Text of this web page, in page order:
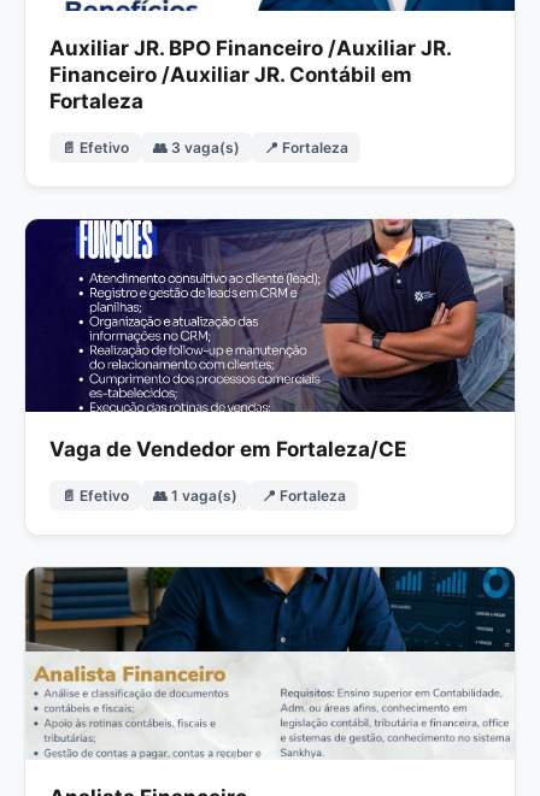
Auxiliar JR. BPO Financeiro /Auxiliar JR.
Financeiro /Auxiliar JR. Contábil em
Fortaleza
📄 Efetivo 👥 3 vaga(s) 📍 Fortaleza
Vaga de Vendedor em Fortaleza/CE
📄 Efetivo 👥 1 vaga(s) 📍 Fortaleza